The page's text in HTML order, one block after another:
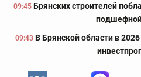
09:45 Брянских строителей
09:43 В Брянской области в